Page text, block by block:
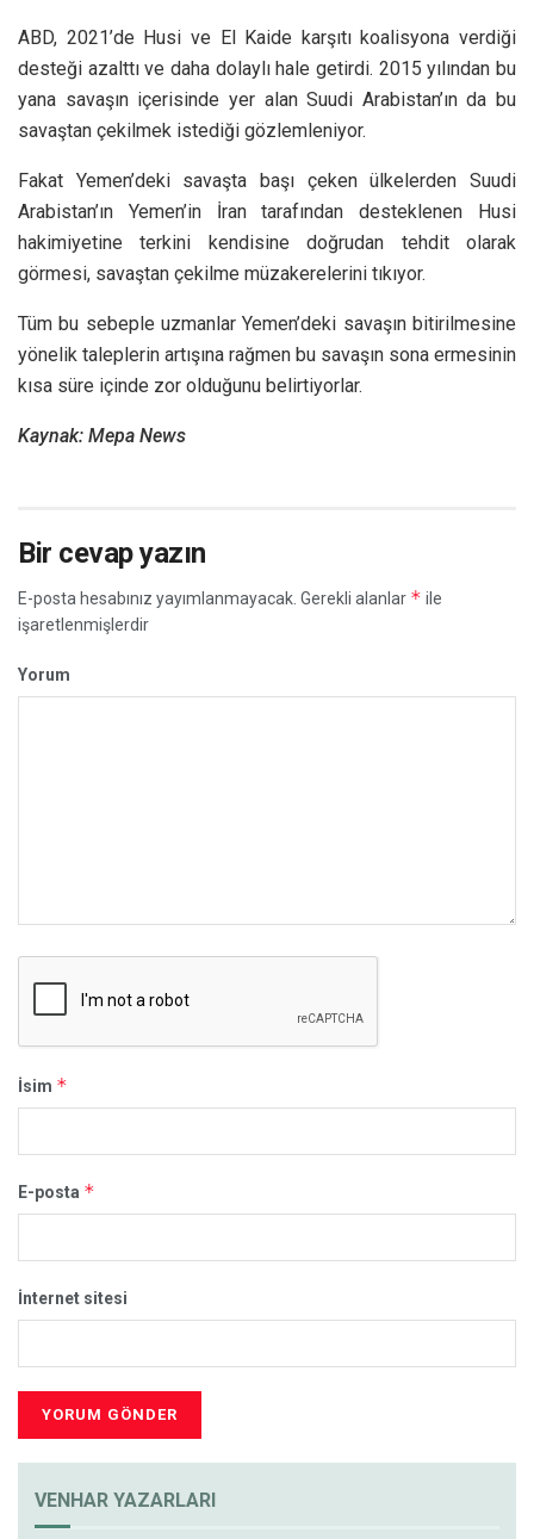
ABD, 2021’de Husi ve El Kaide karşıtı koalisyona verdiği
desteği azalttı ve daha dolaylı hale getirdi. 2015 yılından bu
yana savaşın içerisinde yer alan Suudi Arabistan’ın da bu
savaştan çekilmek istediği gözlemleniyor.
Fakat Yemen’deki savaşta başı çeken ülkelerden Suudi
Arabistan’ın Yemen’in İran tarafından desteklenen Husi
hakimiyetine terkini kendisine doğrudan tehdit olarak
görmesi, savaştan çekilme müzakerelerini tıkıyor.
Tüm bu sebeple uzmanlar Yemen’deki savaşın bitirilmesine
yönelik taleplerin artışına rağmen bu savaşın sona ermesinin
kısa süre içinde zor olduğunu belirtiyorlar.
Kaynak: Mepa News
Bir cevap yazın
E-posta hesabınız yayımlanmayacak. Gerekli alanlar * ile
işaretlenmişlerdir
Yorum
İsim *
E-posta *
İnternet sitesi
VENHAR YAZARLARI